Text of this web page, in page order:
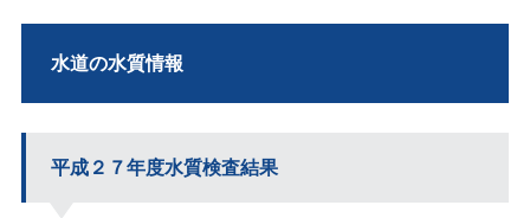
水道の水質情報
平成２７年度水質検査結果